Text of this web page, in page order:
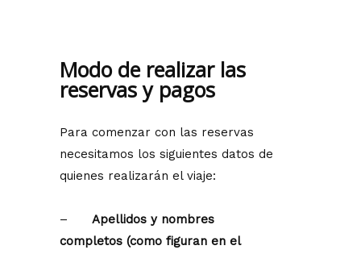
Modo de realizar las
reservas y pagos
Para comenzar con las reservas
necesitamos los siguientes datos de
quienes realizarán el viaje:
– Apellidos y nombres
completos (como figuran en el